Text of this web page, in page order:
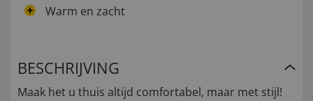
Warm en zacht
BESCHRIJVING
Maak het u thuis altijd comfortabel, maar met stijl!